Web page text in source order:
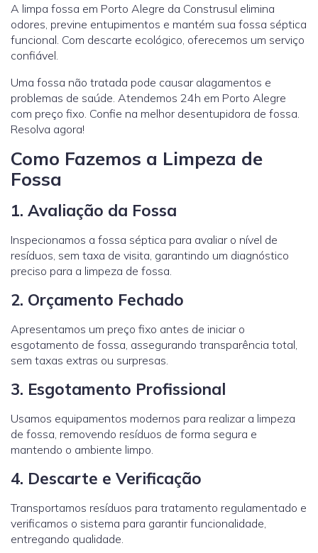
A limpa fossa em Porto Alegre da Construsul elimina
odores, previne entupimentos e mantém sua fossa séptica
funcional. Com descarte ecológico, oferecemos um serviço
confiável.
Uma fossa não tratada pode causar alagamentos e
problemas de saúde. Atendemos 24h em Porto Alegre
com preço fixo. Confie na melhor desentupidora de fossa.
Resolva agora!
Como Fazemos a Limpeza de
Fossa
1. Avaliação da Fossa
Inspecionamos a fossa séptica para avaliar o nível de
resíduos, sem taxa de visita, garantindo um diagnóstico
preciso para a limpeza de fossa.
2. Orçamento Fechado
Apresentamos um preço fixo antes de iniciar o
esgotamento de fossa, assegurando transparência total,
sem taxas extras ou surpresas.
3. Esgotamento Profissional
Usamos equipamentos modernos para realizar a limpeza
de fossa, removendo resíduos de forma segura e
mantendo o ambiente limpo.
4. Descarte e Verificação
Transportamos resíduos para tratamento regulamentado e
verificamos o sistema para garantir funcionalidade,
entregando qualidade.